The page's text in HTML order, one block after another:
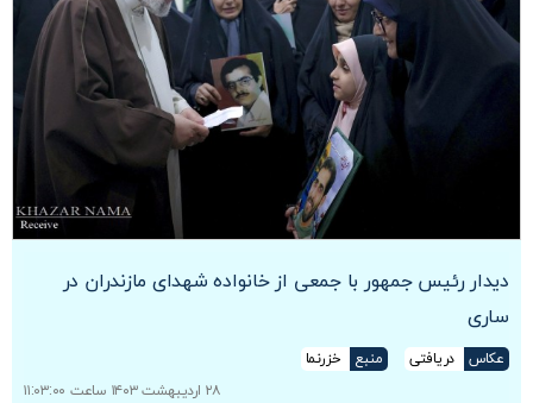
دیدار رئیس جمهور با جمعی از خانواده شهدای مازندران در
ساری
عکاس دریافتی منبع
خزرنما
۲۸ اردیبهشت ۱۴۰۳ ساعت ۱۱:۰۳:۰۰